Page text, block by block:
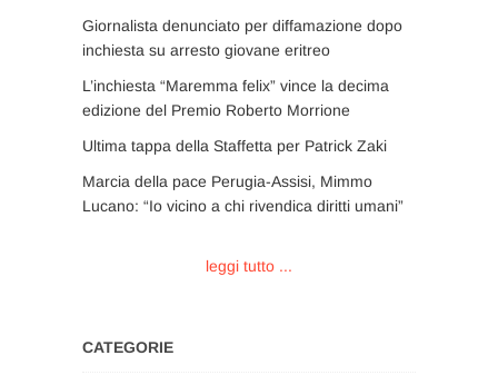
Giornalista denunciato per diffamazione dopo
inchiesta su arresto giovane eritreo
L’inchiesta “Maremma felix” vince la decima
edizione del Premio Roberto Morrione
Ultima tappa della Staffetta per Patrick Zaki
Marcia della pace Perugia-Assisi, Mimmo
Lucano: “Io vicino a chi rivendica diritti umani”
leggi tutto ...
CATEGORIE